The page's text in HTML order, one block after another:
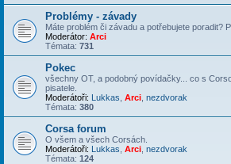
Problémy - závady
Máte problém či závadu a potřebujete poradit?
Moderátor: Arci
Témata: 731
Pokec
všechny OT, a podobný povídačky... co s
pisatele.
Moderátoři: Lukkas Arci nezdvorak
Témata: 380
Corsa forum
O všem a všech Corsách.
Moderátoři: Lukkas Arci nezdvorak
Témata: 124